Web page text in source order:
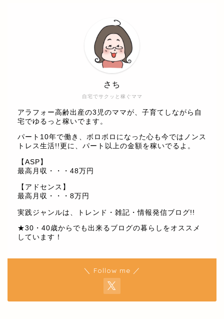
自宅でサクッと稼ぐママ
さち
アラフォー高齢出産の3児のママが、子育てしながら自
宅でゆるっと稼いでます。
パート10年で働き、ボロボロになった心も今ではノンス
トレス生活!!更に、パート以上の金額を稼いでるよ。
【ASP】
最高月収・・・48万円
【アドセンス】
最高月収・・・8万円
実践ジャンルは、トレンド・雑記・情報発信ブログ!!
★30・40歳からでも出来るブログの暮らしをオススメ
しています！
＼ Follow me ／